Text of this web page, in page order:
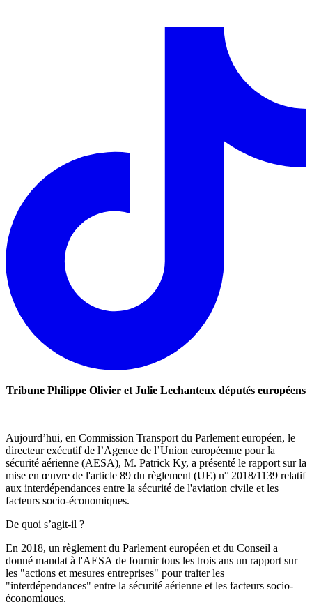
Tribune Philippe Olivier et Julie Lechanteux députés européens
Aujourd’hui, en Commission Transport du Parlement européen, le
directeur exécutif de l’Agence de l’Union européenne pour la
sécurité aérienne (AESA), M. Patrick Ky, a présenté le rapport sur la
mise en œuvre de l'article 89 du règlement (UE) n° 2018/1139 relatif
aux interdépendances entre la sécurité de l'aviation civile et les
facteurs socio-économiques.
De quoi s’agit-il ?
En 2018, un règlement du Parlement européen et du Conseil a
donné mandat à l'AESA de fournir tous les trois ans un rapport sur
les "actions et mesures entreprises" pour traiter les
"interdépendances" entre la sécurité aérienne et les facteurs socio-
économiques.